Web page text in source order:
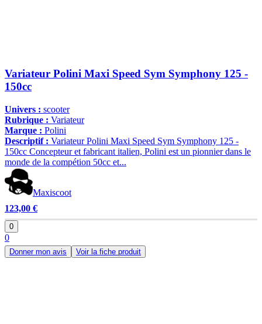
Variateur Polini Maxi Speed Sym Symphony 125 -
150cc
Univers : scooter
Rubrique : Variateur
Marque : Polini
Descriptif : Variateur Polini Maxi Speed Sym Symphony 125 -
150cc Concepteur et fabricant italien, Polini est un pionnier dans le
monde de la compétion 50cc et...
Maxiscoot
123,00 €
0
0
Donner mon avis Voir la fiche produit